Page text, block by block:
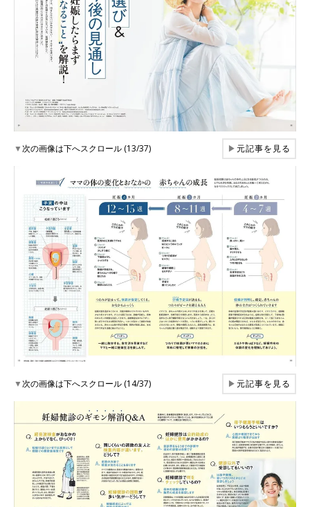
▼次の画像は下へスクロール (13/37) ▶元記事を見る
▼次の画像は下へスクロール (14/37) ▶元記事を見る